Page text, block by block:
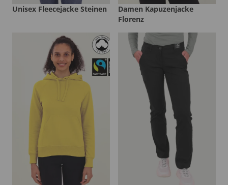
Unisex Fleecejacke Steinen
Damen Kapuzenjacke
Florenz